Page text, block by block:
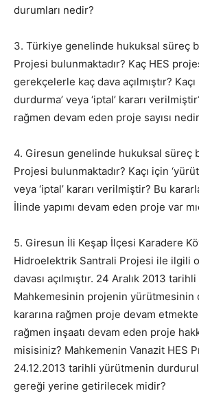
durumları nedir?
3. Türkiye genelinde hukuksal süreç
Projesi bulunmaktadır? Kaç HES
gerekçelerle kaç dava açılmıştır?
durdurma’ veya ‘iptal’ kararı
rağmen devam eden proje sayısı
4. Giresun genelinde hukuksal süreç
Projesi bulunmaktadır? Kaçı için
veya ‘iptal’ kararı verilmiştir? Bu
İlinde yapımı devam eden proje var
5. Giresun İli Keşap İlçesi Karadere
Hidroelektrik Santrali Projesi ile ilgili
davası açılmıştır. 24 Aralık 2013
Mahkemesinin projenin yürütmesinin
kararına rağmen proje devam
rağmen inşaatı devam eden proje
misisiniz? Mahkemenin Vanazit HES
24.12.2013 tarihli yürütmenin
gereği yerine getirilecek midir?